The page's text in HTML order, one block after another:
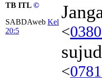
TB ITL ©
SABDAweb Kel
20:5
<
<